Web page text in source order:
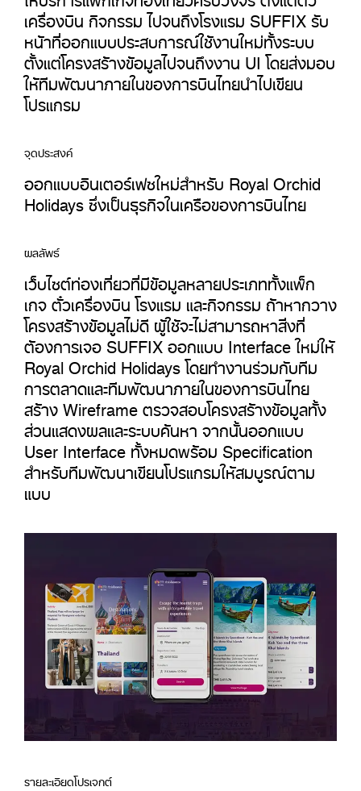
เครื่องบิน กิจกรรม ไปจนถึงโรงแรม SUFFIX รับ
หน้าที่ออกแบบประสบการณ์ใช้งานใหม่ทั้งระบบ
ตั้งแต่โครงสร้างข้อมูลไปจนถึงงาน UI โดยส่งมอบ
ให้ทีมพัฒนาภายในของการบินไทยนำไปเขียน
โปรแกรม
จุดประสงค์
ออกแบบอินเตอร์เฟซใหม่สำหรับ Royal Orchid
Holidays ซึ่งเป็นธุรกิจในเครือของการบินไทย
ผลลัพธ์
เว็บไซต์ท่องเที่ยวที่มีข้อมูลหลายประเภททั้งแพ็ก
เกจ ตั๋วเครื่องบิน โรงแรม และกิจกรรม ถ้าหากวาง
โครงสร้างข้อมูลไม่ดี ผู้ใช้จะไม่สามารถหาสิ่งที่
ต้องการเจอ SUFFIX ออกแบบ Interface ใหม่ให้
Royal Orchid Holidays โดยทำงานร่วมกับทีม
การตลาดและทีมพัฒนาภายในของการบินไทย
สร้าง Wireframe ตรวจสอบโครงสร้างข้อมูลทั้ง
ส่วนแสดงผลและระบบค้นหา จากนั้นออกแบบ
User Interface ทั้งหมดพร้อม Specification
สำหรับทีมพัฒนาเขียนโปรแกรมให้สมบูรณ์ตาม
แบบ
รายละเอียดโปรเจกต์